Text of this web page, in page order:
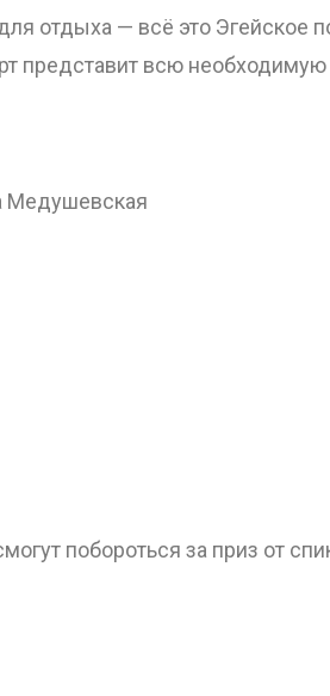
отдыха — всё это Эгейское
представит всю
Медушевская
побороться за приз от
ОТПРАВИТЬ